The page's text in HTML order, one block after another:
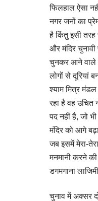
फिलहाल ऐसा
नगर जनों का
है किंतु इसी
और मंदिर
चुनकर आने वाले
लोगों से दूरियां
श्याम मित्र
रहा है वह उचित
पद नहीं है, जो
मंदिर को आगे
जब इसमें मेरा-
मनमानी करने
डगमगाना
चुनाव में अक्सर